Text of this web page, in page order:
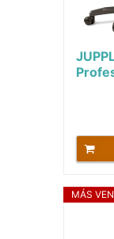
MÁS